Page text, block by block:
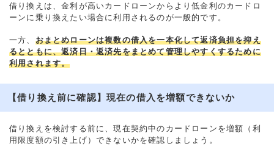
借り換えは、金利が高いカードローンからより低金利のカードロ
ーンに乗り換えたい場合に利用されるのが一般的です。
一方、 おまとめローンは複数の借入を一本化して返済負担を抑え
るとともに、返済日・返済先をまとめて管理しやすくするために
利用されます。
【借り換え前に確認】現在の借入を増額できないか
借り換えを検討する前に、現在契約中のカードローンを増額（利
用限度額の引き上げ）できないかを確認しましょう。